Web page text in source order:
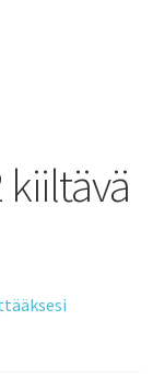
kiiltävä